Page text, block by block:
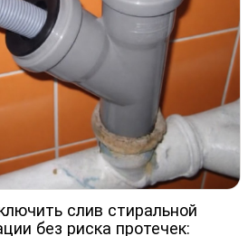
слив стиральной
без риска протечек: